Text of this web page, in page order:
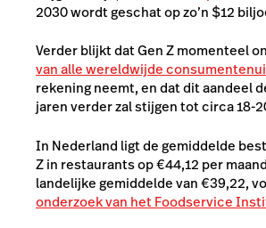
2030 wordt geschat op zo’n $12
Verder blijkt dat Gen Z momenteel
van alle wereldwijde
rekening neemt, en dat dit aandeel
jaren verder zal stijgen tot circa 18-
In Nederland ligt de gemiddelde
Z in restaurants op €44,12 per
landelijke gemiddelde van €39,22,
onderzoek van het Foodservice